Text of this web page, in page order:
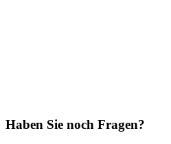
Haben Sie noch Fragen?